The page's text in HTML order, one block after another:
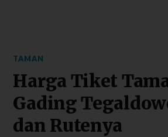
TAMAN
Harga Tiket
Gading
dan Rutenya